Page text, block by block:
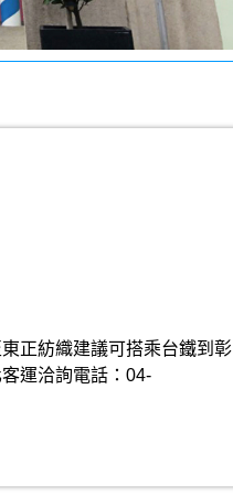
正紡織建議可搭乘台鐵到彰
運洽詢電話：04-